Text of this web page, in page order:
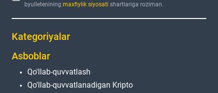
byulleteniningmaxfiylik siyosati shartlariga roziman.
Kategoriyalar
Asboblar
Qo'llab-quvvatlash
Qo'llab-quvvatlanadigan Kripto